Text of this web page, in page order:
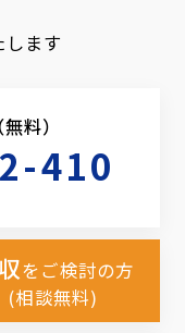
ます
料）
410
をご検討の方
(相談無料)